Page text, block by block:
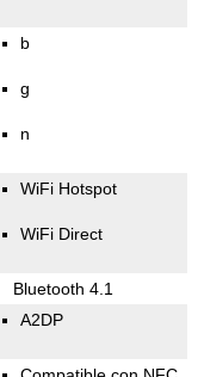
b
g
n
WiFi Hotspot
WiFi Direct
Bluetooth 4.1
A2DP